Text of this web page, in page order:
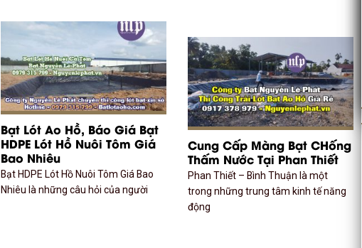
Bạt Lót Ao Hồ, Báo Giá Bạt
HDPE Lót Hồ Nuôi Tôm Giá
Bao Nhiêu
Bạt HDPE Lót Hồ Nuôi Tôm Giá Bao
Nhiêu là những câu hỏi của người
Cung Cấp Màng Bạt CHống
Thấm Nước Tại Phan Thiết
Phan Thiết – Bình Thuận là một
trong những trung tâm kinh tế năng
động